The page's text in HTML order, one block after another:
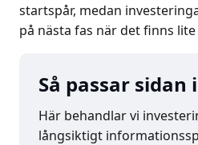
startspår, medan
på nästa fas när det finns
Så passar sidan
Här behandlar vi
långsiktigt